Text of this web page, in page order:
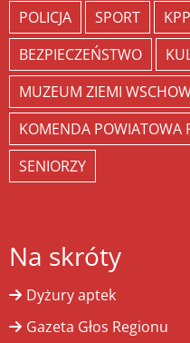
POLICJA
SPORT
BEZPIECZEŃSTWO
MUZEUM ZIEMI
KOMENDA POWIATOWA
SENIORZY
Na skróty
Dyżury aptek
Gazeta Głos Regionu